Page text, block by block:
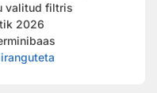
valitud filtris
2026